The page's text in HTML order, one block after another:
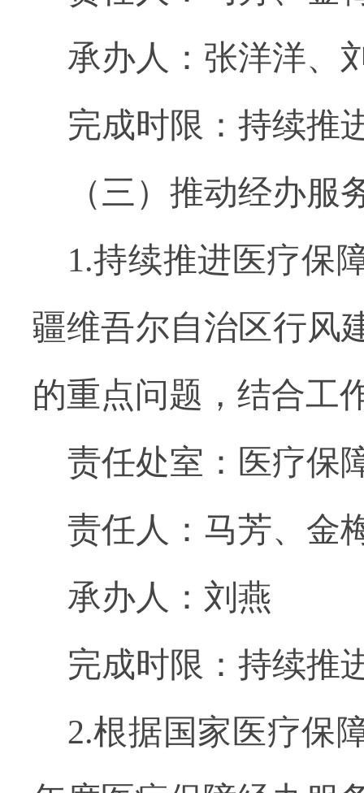
承办人：张洋洋、
完成时限：持续推
（三）推动经办服
1.持续推进医疗保
疆维吾尔自治区行风
的重点问题，结合工
责任处室：医疗保
责任人：马芳、金
承办人：刘燕
完成时限：持续推
2.根据国家医疗保